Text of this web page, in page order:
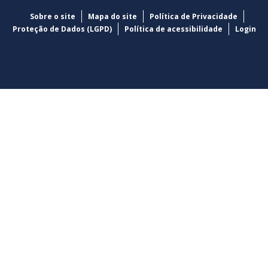
Sobre o site Mapa do site
Política de Privacidade
Proteção de Dados (LGPD)
Política de acessibilidade Login